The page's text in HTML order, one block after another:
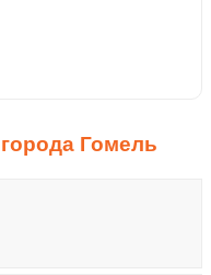
Гомель